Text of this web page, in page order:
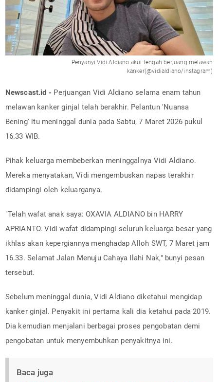
Penyanyi Vidi Aldiano akui tengah berjuang melawan
kanker(@vidialdiano/instagram)
Newscast.id - Perjuangan Vidi Aldiano selama enam tahun
melawan kanker ginjal telah berakhir. Pelantun 'Nuansa
Bening' itu meninggal dunia pada Sabtu, 7 Maret 2026 pukul
16.33 WIB.
Pihak keluarga membeberkan meninggalnya Vidi Aldiano.
Mereka menyatakan, Vidi mengembuskan napas terakhir
didampingi oleh keluarganya.
"Telah wafat anak saya: OXAVIA ALDIANO bin HARRY
APRIANTO. Vidi wafat didampingi seluruh keluarga besar yang
ikhlas akan kepergiannya menghadap Alloh SWT, 7 Maret jam
16.33. Selamat Jalan Menuju Cahaya Ilahi Nak," bunyi pesan
tersebut.
Sebelum meninggal dunia, Vidi Aldiano diketahui mengidap
kanker ginjal. Penyakit ini pertama kali dia ketahui pada 2019.
Dia kemudian menjalani berbagai proses pengobatan demi
pengobatan untuk menyembuhkan penyakitnya ini.
Baca juga